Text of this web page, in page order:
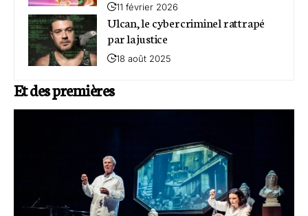
11 février 2026
Ulcan, le cybercriminel rattrapé
par la justice
18 août 2025
Et des premières